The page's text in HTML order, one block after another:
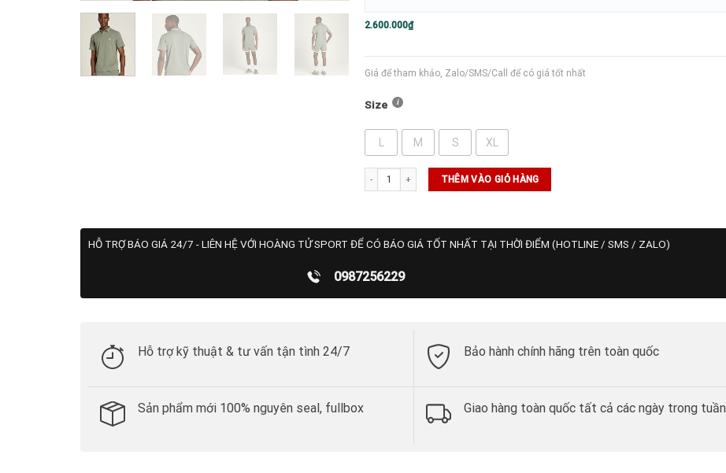
2.600.000₫
Giá để tham khảo, Zalo/SMS/Call để có giá tốt nhất
Size
M S XL
Áo Wilson Polo Challengers Technical - Vetiver số lượng
THÊM VÀO GIỎ HÀNG
HỖ TRỢ BÁO GIÁ 24/7 - LIÊN HỆ VỚI HOÀNG TỬ SPORT ĐỂ CÓ BÁO GIÁ TỐT NHẤT TẠI THỜI ĐIỂM (HOTLINE / SMS / ZALO)
0987256229
Hỗ trợ kỹ thuật & tư vấn tận tình 24/7 Bảo hành chính hãng trên toàn quốc
Sản phẩm mới 100% nguyên seal, fullbox Giao hàng toàn quốc tất cả các ngày trong tuần